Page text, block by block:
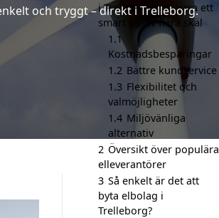
och tryggt – direkt i Trelleborg.
i Trelleborg kan vara ett
smart val av flera skäl
1.1
Kostnadsbesparingar
1.2 Bättre kundservice
1.3 Flexibilitet och
valmöjligheter
1.4 Miljövänliga
alternativ
2 Översikt över populära
elleverantörer
3 Så enkelt är det att
byta elbolag i
Trelleborg?